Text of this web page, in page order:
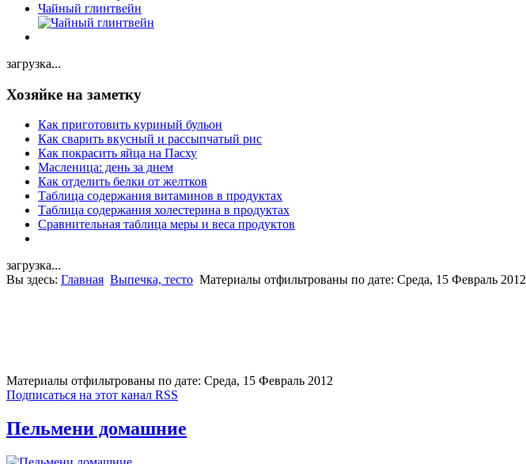
Чайный глинтвейн
загрузка...
Хозяйке на заметку
Как приготовить куриный бульон
Как сварить вкусный и рассыпчатый рис
Как покрасить яйца на Пасху
Масленица: день за днем
Как отделить белки от желтков
Таблица содержания витаминов в продуктах
Таблица содержания холестерина в продуктах
Сравнительная таблица меры и веса продуктов
загрузка...
Вы здесь: Главная Выпечка, тесто Материалы отфильтрованы по дате: Среда, 15 Февраль 2012
Материалы отфильтрованы по дате: Среда, 15 Февраль 2012
Подписаться на этот канал RSS
Пельмени домашние